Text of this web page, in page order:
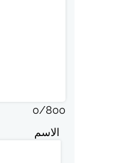
0/800
الاسم